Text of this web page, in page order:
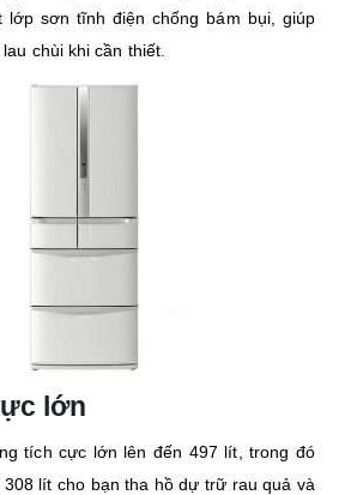
lớp sơn tĩnh điện chống bám bụi, giúp
chùi khi cần thiết.
lớn
tích cực lớn lên đến 497 lít, trong đó
lít cho bạn tha hồ dự trữ rau quả và